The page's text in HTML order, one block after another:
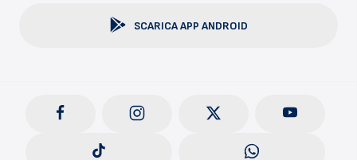
SCARICA APP ANDROID